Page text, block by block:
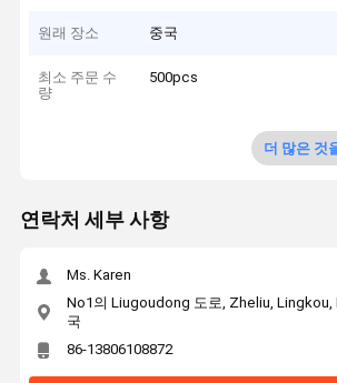
원래 장소 중국
최소 주문 수
량
500pcs
더 많은 것
연락처 세부 사항
Ms. Karen
No1의 Liugoudong 도로, Zheliu, Lingkou,
국
86-13806108872